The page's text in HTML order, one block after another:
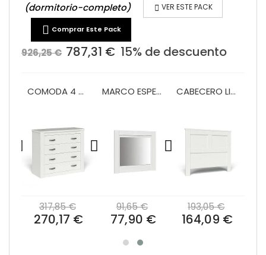
(dormitorio-completo)  VER ESTE PACK
 Comprar Este Pack
926,25 € 787,31 € 15% de descuento
COMODA 4 CAJONES MONACO
317,85 €
270,17 €
MARCO ESPEJO COMODA MONACO
91,65 €
77,90 €
CABECERO LIMA 135/150
193,05 €
164,09 €